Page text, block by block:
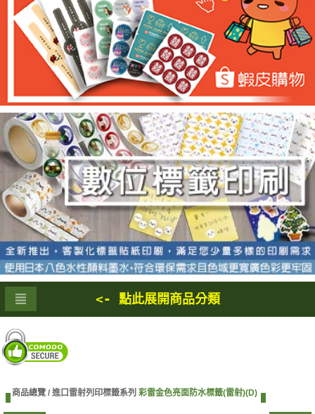
<- 點此展開商品分類
商品總覽 / 進口雷射列印標籤系列 彩雷金色亮面防水標籤(雷射)(D)